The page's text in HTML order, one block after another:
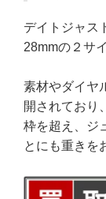
デイトジャス
28mmの２サ
素材やダイヤ
開されており
枠を超え、ジ
とにも重きを